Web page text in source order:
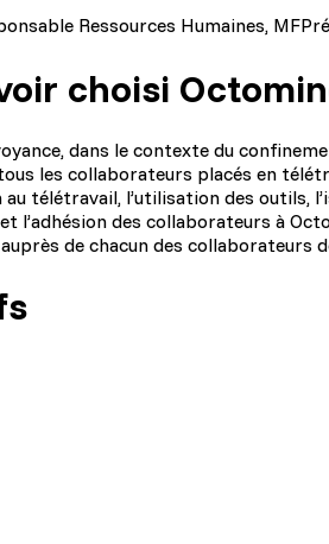
Ressources Humaines,
choisi
dans le contexte du
les collaborateurs placés en
télétravail, l’utilisation des outils,
l’adhésion des collaborateurs à
de chacun des collaborateurs